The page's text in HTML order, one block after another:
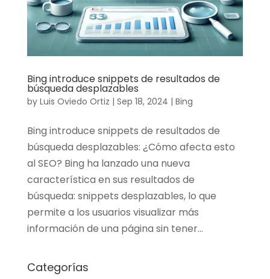
Bing introduce snippets de resultados de
búsqueda desplazables
by Luis Oviedo Ortiz | Sep 18, 2024 | Bing
Bing introduce snippets de resultados de
búsqueda desplazables: ¿Cómo afecta esto
al SEO? Bing ha lanzado una nueva
característica en sus resultados de
búsqueda: snippets desplazables, lo que
permite a los usuarios visualizar más
información de una página sin tener...
Categorías